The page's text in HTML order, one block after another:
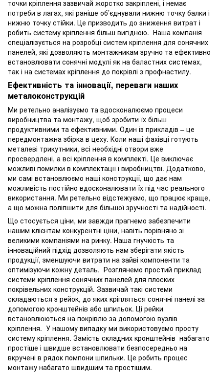
точки кріплення зазвичай жорстко закріплені, і немає
потреби в лагах, які раніше об’єднували нижню точку балки і
нижню точку стійки. Це призводить до зниження витрат і
робить систему кріплення більш вигідною. Наша компанія
спеціалізується на розробці систем кріплення для сонячних
панелей, які дозволяють монтажникам зручно та ефективно
встановлювати сонячні модулі як на баластних системах,
так і на системах кріплення до покрівлі з профнастилу.
Ефективність та інновації, переваги наших
металоконструкцій
Ми ретельно аналізуємо та вдосконалюємо процеси
виробництва та монтажу, щоб зробити їх більш
продуктивними та ефективними. Один із прикладів – це
передмонтажна збірка в цеху. Коли наші фахівці готують
металеві трикутники, всі необхідні отвори вже
просвердлені, а всі кріплення в комплекті. Це виключає
можливі помилки в комплектації і виробництві. Додатково,
ми самі встановлюємо наші конструкції, що дає нам
можливість постійно вдосконалювати їх під час реального
використання. Ми ретельно відстежуємо, що працює краще,
а що можна поліпшити для більшої зручності та надійності.
Що стосується ціни, ми завжди прагнемо забезпечити
нашим клієнтам конкурентні ціни, навіть порівняно зі
великими компаніями на ринку. Наша гнучкість та
інноваційний підхід дозволяють нам зберігати якість
продукції, зменшуючи витрати на зайві компоненти та
оптимізуючи кожну деталь. Розглянемо простий приклад
системи кріплення сонячних панелей для плоских
покрівельних конструкцій. Зазвичай такі системи
складаються з рейок, до яких кріпляться сонячні панелі за
допомогою кронштейнів або шпильок. Ці рейки
встановлюються на покрівлю за допомогою вузлів
кріплення. У нашому випадку ми використовуємо просту
систему кріплення. Замість складних кронштейнів набагато
простіше і швидше встановлювати безпосередньо на
вкручені в рядок помпони шпильки. Це робить процес
монтажу набагато швидшим та простішим.